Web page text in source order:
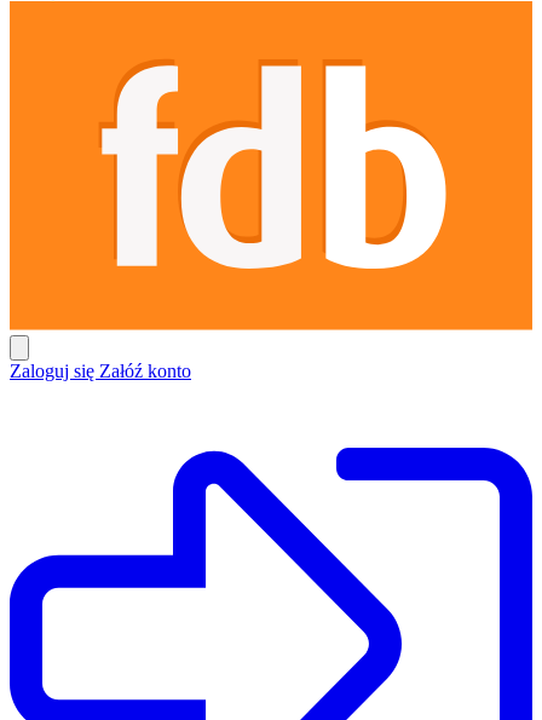
Zaloguj się Załóź konto